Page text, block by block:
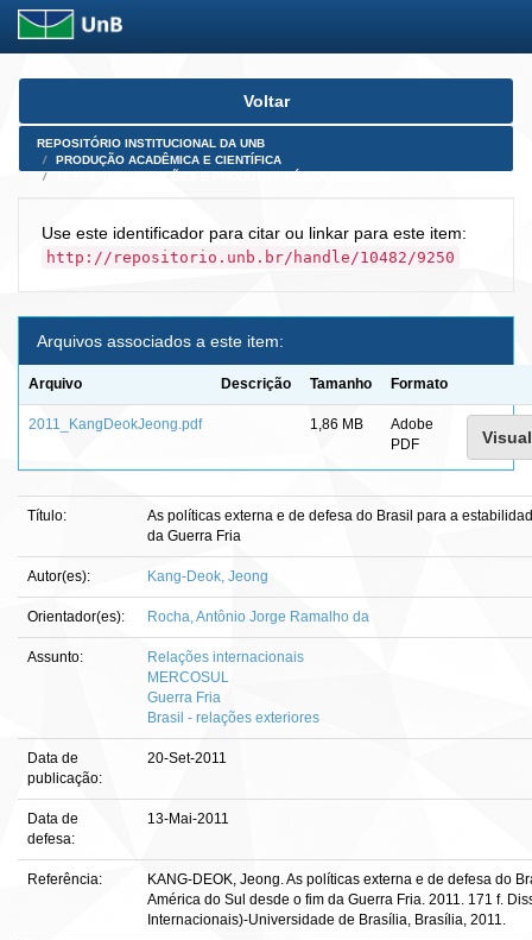
Skip
Voltar
REPOSITÓRIO INSTITUCIONAL DA UNB
PRODUÇÃO ACADÊMICA E CIENTÍFICA
Use este identificador para citar ou linkar para este item:
http://repositorio.unb.br/handle/10482/9250
Arquivos associados a este item:
Arquivo Descrição Tamanho Formato
2011_KangDeokJeong.pdf 1,86 MB
Adobe
PDF
Título:
As políticas externa e de defesa do Brasil para a
da Guerra Fria
Autor(es): Kang-Deok, Jeong
Orientador(es): Rocha, Antônio Jorge Ramalho da
Assunto:
Relações internacionais
MERCOSUL
Guerra Fria
Brasil - relações exteriores
Data de
publicação:
20-Set-2011
Data de
defesa:
13-Mai-2011
Referência:
KANG-DEOK, Jeong. As políticas externa e de defesa do
América do Sul desde o fim da Guerra Fria. 2011. 171 f.
Internacionais)-Universidade de Brasília, Brasília, 2011.